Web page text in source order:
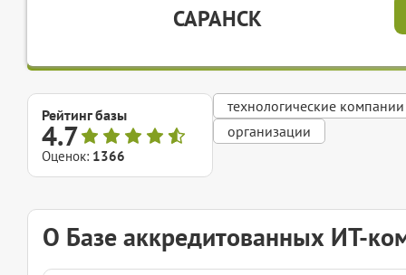
САРАНСК
Рейтинг базы
4.7
Оценок: 1366
технологические компании
организации
О Базе аккредитованных ИТ-